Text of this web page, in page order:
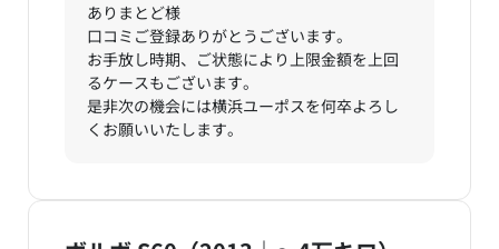
ありまとど様
口コミご登録ありがとうございます。
お手放し時期、ご状態により上限金額を上回
るケースもございます。
是非次の機会には横浜ユーポスを何卒よろし
くお願いいたします。